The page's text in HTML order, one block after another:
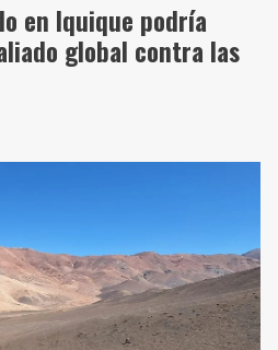
en Iquique podría
global contra las